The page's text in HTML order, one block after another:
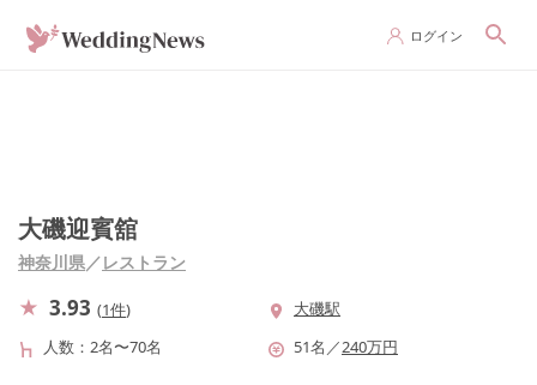
ログイン
大磯迎賓舘
神奈川県／レストラン
3.93 (1件)
大磯駅
人数
2名〜70名 51名 ／240万円